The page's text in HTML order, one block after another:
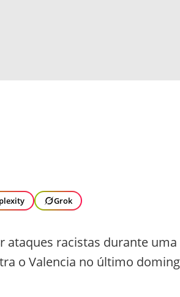
Grok
ataques racistas durante uma
o Valencia no último